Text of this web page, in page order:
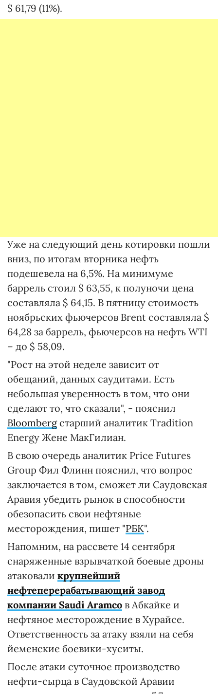
$ 61,79 (11%).
Уже на следующий день котировки пошли
вниз, по итогам вторника нефть
подешевела на 6,5%. На минимуме
баррель стоил $ 63,55, к полуночи цена
составляла $ 64,15. В пятницу стоимость
ноябрьских фьючерсов Brent составляла $
64,28 за баррель, фьючерсов на нефть WTI
– до $ 58,09.
"Рост на этой неделе зависит от
обещаний, данных саудитами. Есть
небольшая уверенность в том, что они
сделают то, что сказали", - пояснил
Bloombergстарший аналитик Tradition
Energy Жене МакГилиан.
В свою очередь аналитик Price Futures
Group Фил Флинн пояснил, что вопрос
заключается в том, сможет ли Саудовская
Аравия убедить рынок в способности
обезопасить свои нефтяные
месторождения, пишет "РБК".
Напомним, на рассвете 14 сентября
снаряженные взрывчаткой боевые дроны
атаковали крупнейший
нефтеперерабатывающий завод
компании Saudi Aramco в Абкайке и
нефтяное месторождение в Хурайсе.
Ответственность за атаку взяли на себя
йеменские боевики-хуситы.
После атаки суточное производство
нефти-сырца в Саудовской Аравии